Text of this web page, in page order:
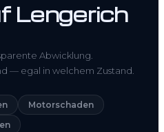
Lengerich
Abwicklung.
— egal in welchem Zustand.
Motorschaden